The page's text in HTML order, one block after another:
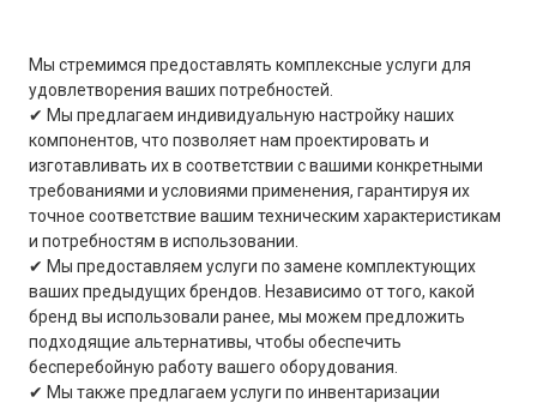
Мы стремимся предоставлять комплексные услуги для
удовлетворения ваших потребностей.
✔ Мы предлагаем индивидуальную настройку наших
компонентов, что позволяет нам проектировать и
изготавливать их в соответствии с вашими конкретными
требованиями и условиями применения, гарантируя их
точное соответствие вашим техническим характеристикам
и потребностям в использовании.
✔ Мы предоставляем услуги по замене комплектующих
ваших предыдущих брендов. Независимо от того, какой
бренд вы использовали ранее, мы можем предложить
подходящие альтернативы, чтобы обеспечить
бесперебойную работу вашего оборудования.
✔ Мы также предлагаем услуги по инвентаризации